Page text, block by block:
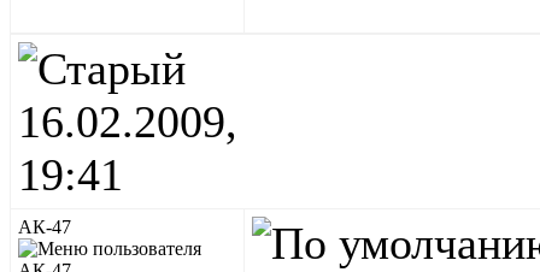
16.02.2009,
19:41
АК-47